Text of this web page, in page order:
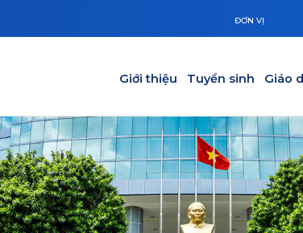
ĐƠN VỊ
Giới thiệu Tuyển sinh Giáo